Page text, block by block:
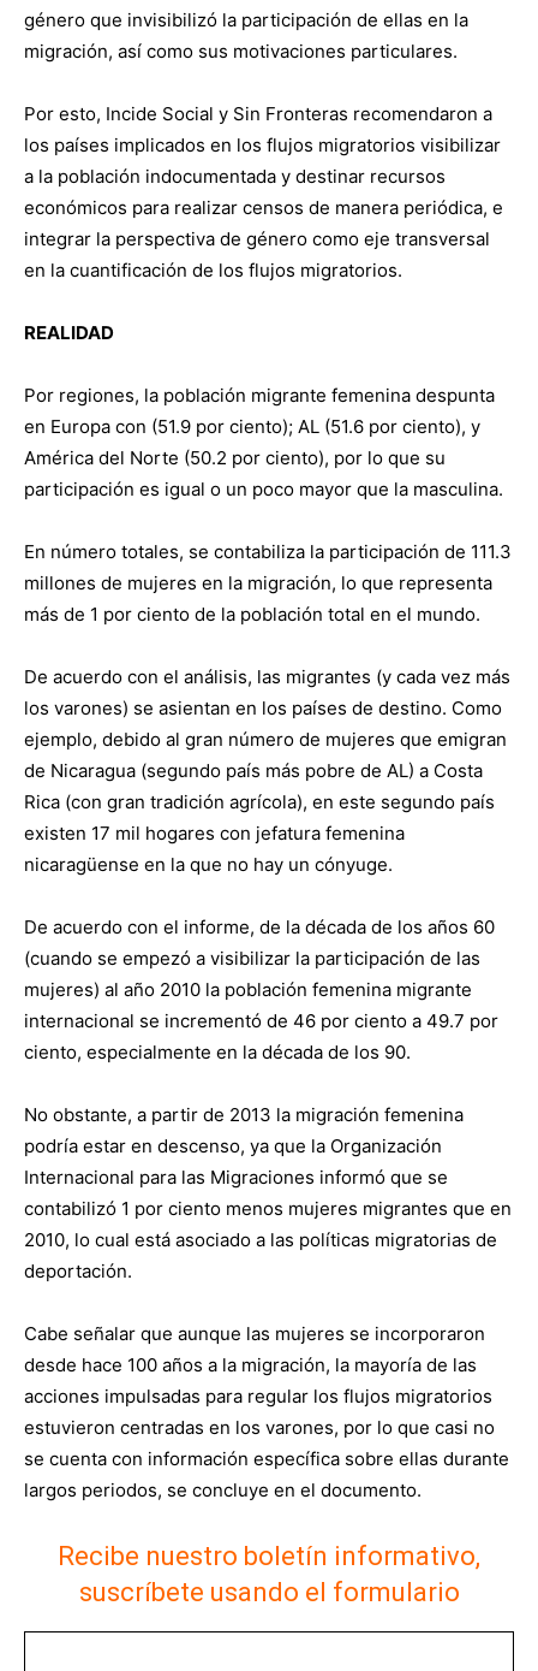
género que invisibilizó la participación de ellas en la
migración, así como sus motivaciones particulares.
Por esto, Incide Social y Sin Fronteras recomendaron a
los países implicados en los flujos migratorios visibilizar
a la población indocumentada y destinar recursos
económicos para realizar censos de manera periódica, e
integrar la perspectiva de género como eje transversal
en la cuantificación de los flujos migratorios.
REALIDAD
Por regiones, la población migrante femenina despunta
en Europa con (51.9 por ciento); AL (51.6 por ciento), y
América del Norte (50.2 por ciento), por lo que su
participación es igual o un poco mayor que la masculina.
En número totales, se contabiliza la participación de 111.3
millones de mujeres en la migración, lo que representa
más de 1 por ciento de la población total en el mundo.
De acuerdo con el análisis, las migrantes (y cada vez más
los varones) se asientan en los países de destino. Como
ejemplo, debido al gran número de mujeres que emigran
de Nicaragua (segundo país más pobre de AL) a Costa
Rica (con gran tradición agrícola), en este segundo país
existen 17 mil hogares con jefatura femenina
nicaragüense en la que no hay un cónyuge.
De acuerdo con el informe, de la década de los años 60
(cuando se empezó a visibilizar la participación de las
mujeres) al año 2010 la población femenina migrante
internacional se incrementó de 46 por ciento a 49.7 por
ciento, especialmente en la década de los 90.
No obstante, a partir de 2013 la migración femenina
podría estar en descenso, ya que la Organización
Internacional para las Migraciones informó que se
contabilizó 1 por ciento menos mujeres migrantes que en
2010, lo cual está asociado a las políticas migratorias de
deportación.
Cabe señalar que aunque las mujeres se incorporaron
desde hace 100 años a la migración, la mayoría de las
acciones impulsadas para regular los flujos migratorios
estuvieron centradas en los varones, por lo que casi no
se cuenta con información específica sobre ellas durante
largos periodos, se concluye en el documento.
Recibe nuestro boletín informativo,
suscríbete usando el formulario